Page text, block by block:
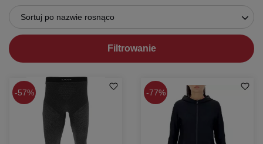
Sortuj po nazwie rosnąco
Filtrowanie
57% 77%